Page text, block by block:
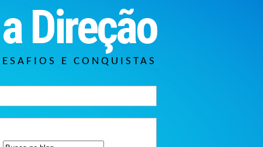
Direção
E CONQUISTAS